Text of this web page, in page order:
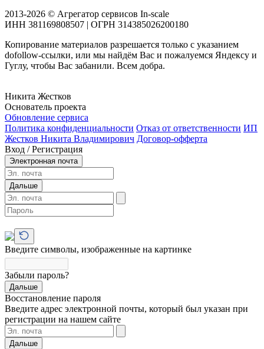
2013-2026 © Агрегатор сервисов In-scale
ИНН 381169808507 | ОГРН 314385026200180
Копирование материалов разрешается только с указанием
dofollow-ссылки, или мы найдём Вас и пожалуемся Яндексу и
Гуглу, чтобы Вас забанили. Всем добра.
Никита Жестков
Основатель проекта
Обновление сервиса
Политика конфиденциальности Отказ от ответственности ИП
Жестков Никита Владимирович Договор-офферта
Вход / Регистрация
Электронная почта
Дальше
Введите символы, изображенные на картинке
Забыли пароль?
Дальше
Восстановление пароля
Введите адрес электронной почты, который был указан при
регистрации на нашем сайте
Дальше